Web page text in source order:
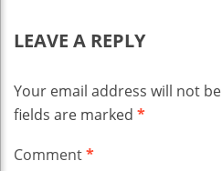
LEAVE A REPLY
Your email address will not
fields are marked *
Comment*